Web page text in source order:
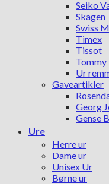
Seiko
Skagen
Swiss
Timex
Tissot
Ur
Gaveartikler
Georg
Gense
Ure
Herre ur
Dame ur
Unisex Ur
Børne ur